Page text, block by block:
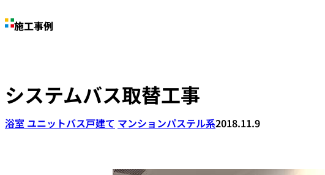
施工事例
システムバス取替工事
浴室 ユニットバス戸建て マンションパステル系2018.11.9